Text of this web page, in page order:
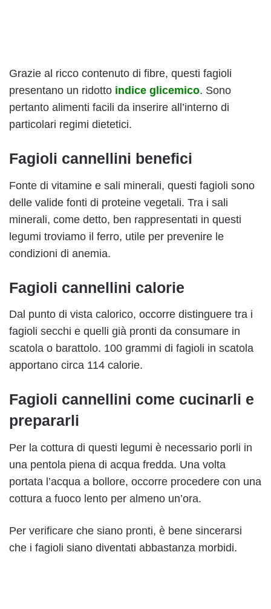
Grazie al ricco contenuto di fibre, questi fagioli
presentano un ridotto indice glicemico. Sono
pertanto alimenti facili da inserire all’interno di
particolari regimi dietetici.
Fagioli cannellini benefici
Fonte di vitamine e sali minerali, questi fagioli sono
delle valide fonti di proteine vegetali. Tra i sali
minerali, come detto, ben rappresentati in questi
legumi troviamo il ferro, utile per prevenire le
condizioni di anemia.
Fagioli cannellini calorie
Dal punto di vista calorico, occorre distinguere tra i
fagioli secchi e quelli già pronti da consumare in
scatola o barattolo. 100 grammi di fagioli in scatola
apportano circa 114 calorie.
Fagioli cannellini come cucinarli e
prepararli
Per la cottura di questi legumi è necessario porli in
una pentola piena di acqua fredda. Una volta
portata l’acqua a bollore, occorre procedere con una
cottura a fuoco lento per almeno un’ora.
Per verificare che siano pronti, è bene sincerarsi
che i fagioli siano diventati abbastanza morbidi.